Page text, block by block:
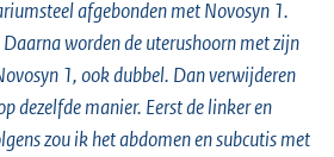
afgebonden met Novosyn 1.
worden de uterushoorn met zijn
1, ook dubbel. Dan verwijderen
dezelfde manier. Eerst de linker en
zou ik het abdomen en subcutis met